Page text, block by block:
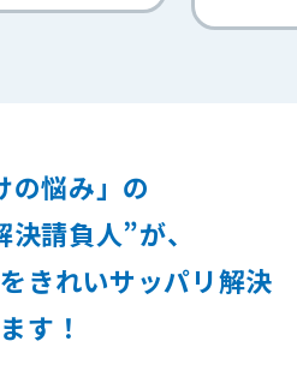
の悩み」の
請負人”が、
きれいサッパリ解決
す！